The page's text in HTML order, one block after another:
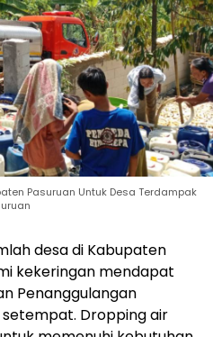
Pasuruan Untuk Desa Terdampak
desa di Kabupaten
kekeringan mendapat
Penanggulangan
setempat. Dropping air